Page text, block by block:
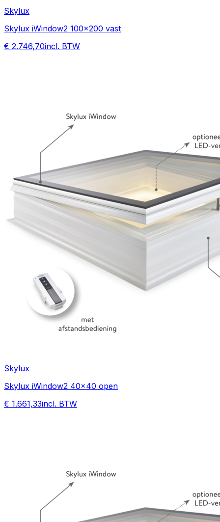
Skylux
Skylux iWindow2 100x200 vast
€ 2.746,70incl. BTW
Skylux
Skylux iWindow2 40x40 open
€ 1.661,33incl. BTW